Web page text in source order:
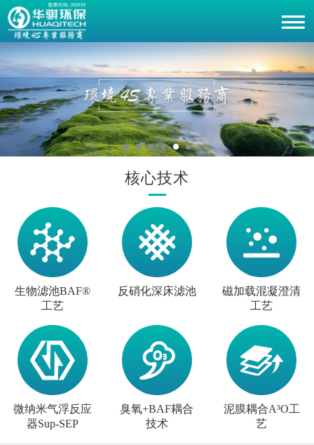
核心技术
生物滤池BAF®
工艺
反硝化深床滤池
磁加载混凝澄清
工艺
微纳米气浮反应
器Sup-SEP
臭氧+BAF耦合
技术
泥膜耦合A³O工
艺